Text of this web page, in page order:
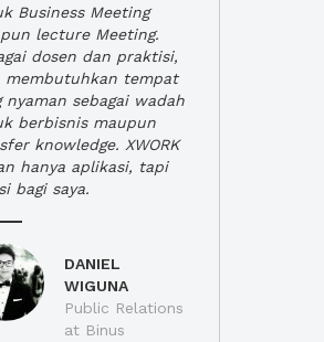
Business Meeting
lecture Meeting.
dosen dan praktisi,
membutuhkan tempat
nyaman sebagai wadah
berbisnis maupun
knowledge. XWORK
hanya aplikasi, tapi
bagi saya.
DANIEL
WIGUNA
Public Relations
at Binus